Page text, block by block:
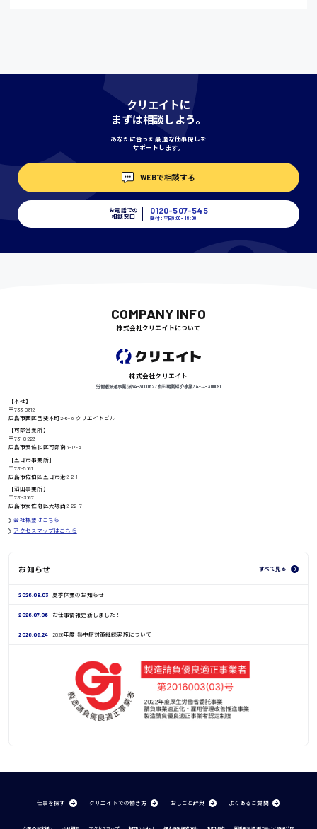
高知県
鳥取県
日給8000円〜
クリエイトに
まずは相談しよう。
あなたに合った最適な仕事探しを
サポートします。
WEBで相談する
お電話での
相談窓口
0120-507-545
受付：平日9:00 - 18:00
COMPANY INFO
株式会社クリエイトについて
株式会社クリエイト
労働者派遣事業 派34-300062 / 有料職業紹介事業 34-ユ-300091
【本社】
〒733-0812
広島市西区己斐本町2-6-18 クリエイトビル
【可部営業所】
〒731-0223
広島市安佐北区可部南4-17-5
【五日市事業所】
〒731-5161
広島市佐伯区五日市港2-2-1
【沼田事業所】
〒731-3167
広島市安佐南区大塚西2-22-7
会社概要はこちら
アクセスマップはこちら
お知らせ すべて見る
2026.08.03 夏季休業のお知らせ
2026.07.06 お仕事情報更新しました！
2026.06.24 2026年度 熱中症対策継続実施について
仕事を探す クリエイトでの働き方 おしごと辞典 よくあるご質問